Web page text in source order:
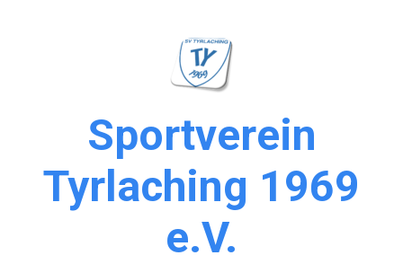
Sportverein
Tyrlaching 1969
e.V.